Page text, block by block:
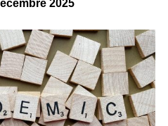
2025